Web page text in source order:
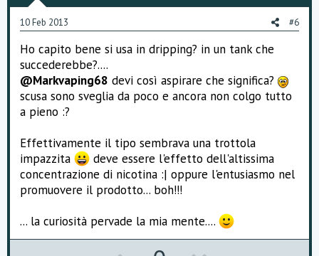
e o
t
10 Feb 2013 #6
Ho capito bene si usa in dripping? in un tank che
succederebbe?....
@Markvaping68 devi così aspirare che significa?
scusa sono sveglia da poco e ancora non colgo tutto
a pieno :?
Effettivamente il tipo sembrava una trottola
impazzita
deve essere l'effetto dell'altissima
concentrazione di nicotina :| oppure l'entusiasmo nel
promuovere il prodotto... boh!!!
... la curiosità pervade la mia mente....